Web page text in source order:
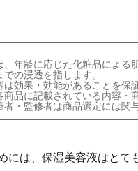
、年齢に応じた化粧品による
での浸透を指します。
は効果・効能があることを保
商品に記載されている内容・
者・監修者は商品選定には関
には、保湿美容液はと